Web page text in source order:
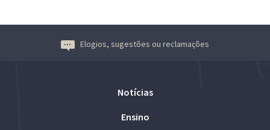
Elogios, sugestões ou reclamações
Notícias
Ensino